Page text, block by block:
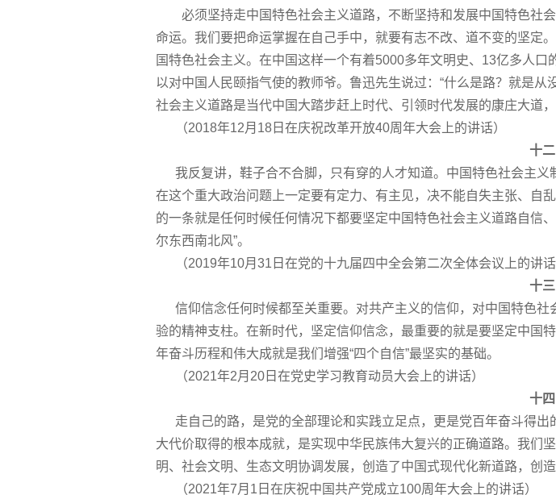
必须坚持走中国特色社会主义道路，不断坚持和发展中国特色社
命运。我们要把命运掌握在自己手中，就要有志不改、道不变的坚定
国特色社会主义。在中国这样一个有着5000多年文明史、13亿多人
以对中国人民颐指气使的教师爷。鲁迅先生说过：“什么是路？就是
社会主义道路是当代中国大踏步赶上时代、引领时代发展的康庄大道，
（2018年12月18日在庆祝改革开放40周年大会上的讲话）
十二
我反复讲，鞋子合不合脚，只有穿的人才知道。中国特色社会主义
在这个重大政治问题上一定要有定力、有主见，决不能自失主张、自
的一条就是任何时候任何情况下都要坚定中国特色社会主义道路自信
尔东西南北风”。
（2019年10月31日在党的十九届四中全会第二次全体会议上的讲话
十三
信仰信念任何时候都至关重要。对共产主义的信仰，对中国特色社
验的精神支柱。在新时代，坚定信仰信念，最重要的就是要坚定中国
年奋斗历程和伟大成就是我们增强“四个自信”最坚实的基础。
（2021年2月20日在党史学习教育动员大会上的讲话）
十四
走自己的路，是党的全部理论和实践立足点，更是党百年奋斗得出
大代价取得的根本成就，是实现中华民族伟大复兴的正确道路。我们
明、社会文明、生态文明协调发展，创造了中国式现代化新道路，创造
（2021年7月1日在庆祝中国共产党成立100周年大会上的讲话）